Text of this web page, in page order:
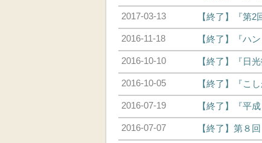
2017-03-13 【終了】『第
2016-11-18 【終了】『ハ
2016-10-10 【終了】『日
2016-10-05 【終了】『こ
2016-07-19 【終了】『平
2016-07-07 【終了】第８